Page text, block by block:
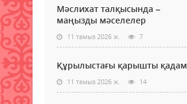
Мәслихат талқысында –
маңызды мәселелер
11 тамыз 2026 ж. 7
Құрылыстағы қарышты қадам
11 тамыз 2026 ж. 14